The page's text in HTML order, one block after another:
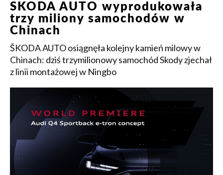
SKODA AUTO wyprodukowała
trzy miliony samochodów w
Chinach
ŠKODA AUTO osiągnęła kolejny kamień milowy w
Chinach: dziś trzymilionowy samochód Skody zjechał
z linii montażowej w Ningbo